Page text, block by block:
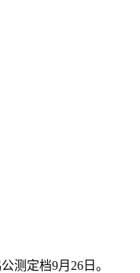
测定档9月26日。